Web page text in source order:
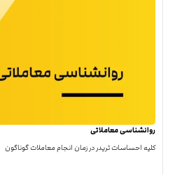
روانشناسی معاملاتی
کلیه احساسات تریدر در زمان انجام معاملات گوناگون